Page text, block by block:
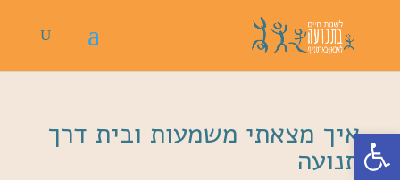
פתח סרגל נגישות
איך מצאתי משמעות ובית דרך
תנועה